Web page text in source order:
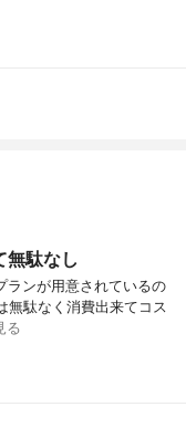
無駄なし
ランが用意されているの
無駄なく消費出来てコス
る